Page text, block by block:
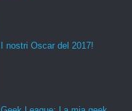
I nostri Oscar del 2017!